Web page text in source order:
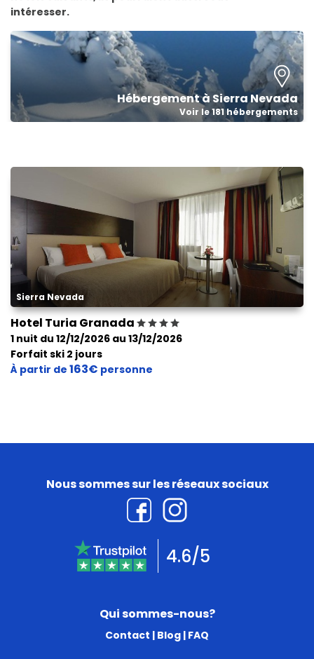
intéresser.
Hébergement à Sierra Nevada
Voir le 181 hébergements
Sierra Nevada
Hotel Turia Granada
1 nuit du 12/12/2026 au 13/12/2026
Forfait ski 2 jours
À partir de 163€ personne
Qui sommes-nous?
Contact | Blog | FAQ
Nous sommes sur les réseaux sociaux
4.6/5